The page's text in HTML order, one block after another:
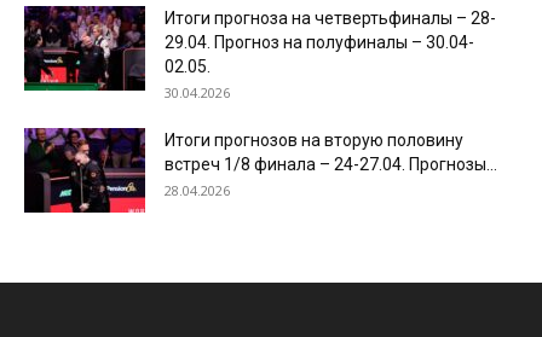
Итоги прогноза на четвертьфиналы – 28-
29.04. Прогноз на полуфиналы – 30.04-
02.05.
30.04.2026
Итоги прогнозов на вторую половину
встреч 1/8 финала – 24-27.04. Прогнозы...
28.04.2026